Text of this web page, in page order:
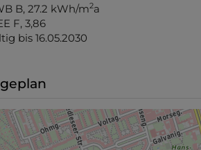
B, 27.2 kWh/m2a
F, 3,86
bis 16.05.2030